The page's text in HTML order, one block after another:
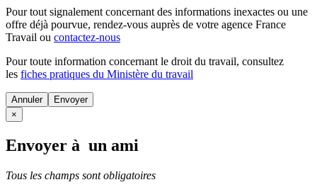
Pour tout signalement concernant des informations inexactes ou une
offre déjà pourvue, rendez-vous auprès de votre agence France
Travail ou contactez-nous
Pour toute information concernant le droit du travail, consultez
les fiches pratiques du Ministère du travail
Annuler
×
Envoyer à un ami
Tous les champs sont obligatoires